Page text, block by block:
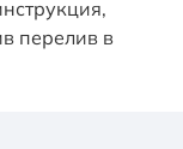
перелив в